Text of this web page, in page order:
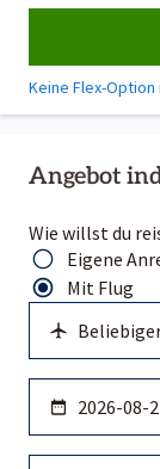
Angebot
Wie willst du
Eigene
Mit Flug
Keine Flex-